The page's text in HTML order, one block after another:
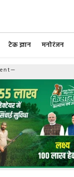
टेक ज्ञान मनोरंजन